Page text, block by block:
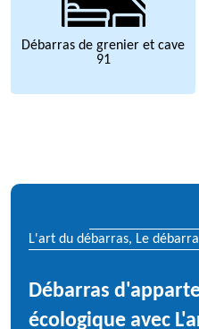
Débarras de grenier et cave
91
L'art du débarras, Le
Débarras
écologique avec